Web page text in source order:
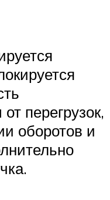
перегрузок,
оборотов и